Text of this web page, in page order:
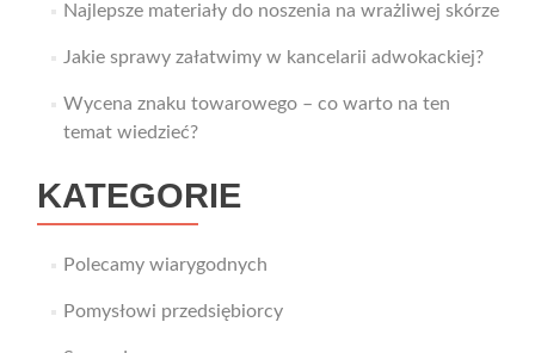
Najlepsze materiały do noszenia na wrażliwej skórze
Jakie sprawy załatwimy w kancelarii adwokackiej?
Wycena znaku towarowego – co warto na ten
temat wiedzieć?
KATEGORIE
Polecamy wiarygodnych
Pomysłowi przedsiębiorcy